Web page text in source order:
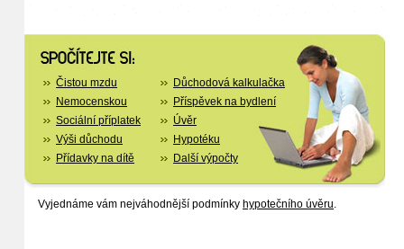
Čistou mzdu
Nemocenskou
Sociální příplatek
Výši důchodu
Přídavky na dítě
Důchodová kalkulačka
Příspěvek na bydlení
Úvěr
Hypotéku
Další výpočty
Vyjednáme vám nejváhodnější podmínky hypotečního úvěru.